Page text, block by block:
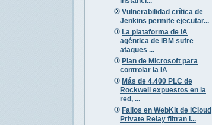
Vulnerabilidad crítica de
Jenkins permite ejecutar...
La plataforma de IA
agéntica de IBM sufre
ataques ...
Plan de Microsoft para
controlar la IA
Más de 4.400 PLC de
Rockwell expuestos en la
red, ...
Fallos en WebKit de iCloud
Private Relay filtran I...